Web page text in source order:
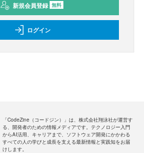
新規会員登録 無料
ログイン
「CodeZine（コードジン）」は、株式会社翔泳社が運営す
る、開発者のための情報メディアです。テクノロジー入門
からAI活用、キャリアまで、ソフトウェア開発にかかわる
すべての人の学びと成長を支える最新情報と実践知をお届
けします。